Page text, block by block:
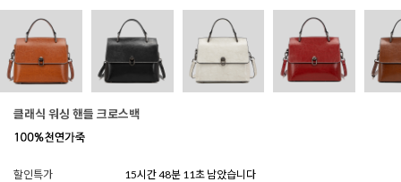
클래식 워싱 핸들 크로스백
할인특가
15시간 48분 09초 남았습니다